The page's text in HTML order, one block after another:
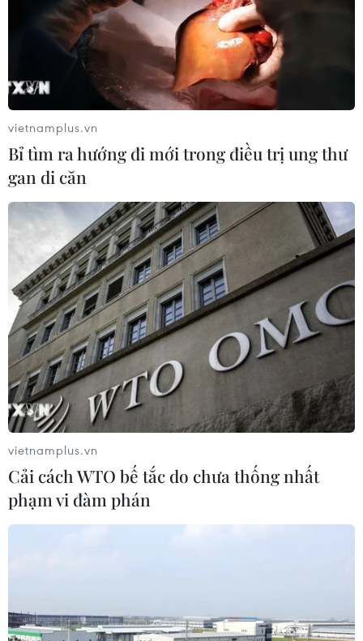
vietnamplus.vn
Bỉ tìm ra hướng đi mới trong điều trị ung thư
gan di căn
vietnamplus.vn
Cải cách WTO bế tắc do chưa thống nhất
phạm vi đàm phán